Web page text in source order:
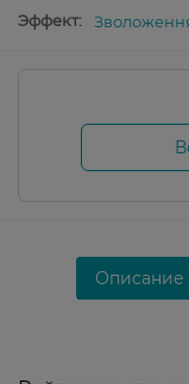
Эффект:
Описание